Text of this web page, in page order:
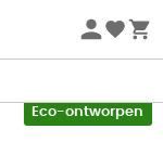
2 producten* met
Eco-ontworpen